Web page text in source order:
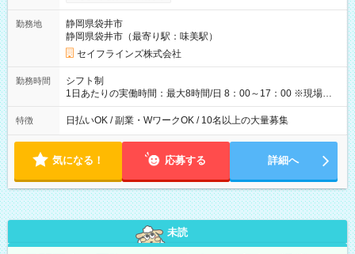
ダブルワークも可能です☺ ◎髪色、ピアス、タトゥーOK おしゃ
れも自由に楽しめます！ 【試用期間】試用期間あり 試用期間の
長さ：3ヶ月 雇用形態、給与は本採用時と同じです。
勤務地
静岡県袋井市
静岡県袋井市（最寄り駅：味美駅）
セイフラインズ株式会社
勤務時間
シフト制
1日あたりの実働時間：最大8時間/日 8：00～17：00 ※現場によ
っては多少時間は前後します ▶残業ほとんどなし！ ▶時間より
早く終わることの方が多いと思います。現場によっては午前中
望の方は夜勤（21:00～6:00）のお仕事も可能。
特徴 日払いOK / 副業・WワークOK / 10名以上の大量募集
気になる！ 応募する 詳細へ
未読